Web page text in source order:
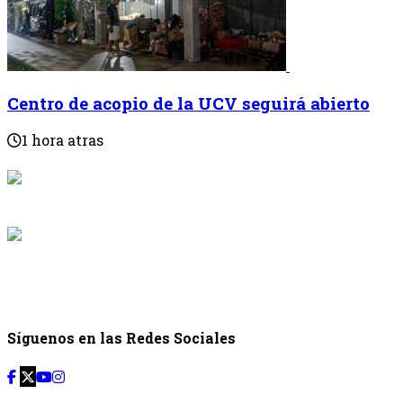
Centro de acopio de la UCV seguirá abierto
1 hora atras
Síguenos en las Redes Sociales